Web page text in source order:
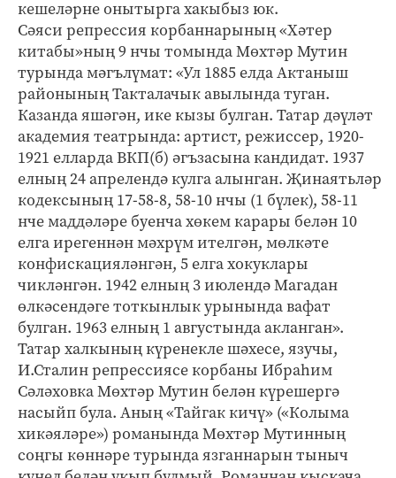
кешеләрне онытырга хакыбыз юк.
Сәяси репрессия корбаннарының «Хәтер
китабы»ның 9 нчы томында Мөхтәр Мутин
турында мәгълүмат: «Ул 1885 елда Актаныш
районының Такталачык авылында туган.
Казанда яшәгән, ике кызы булган. Татар дәүләт
академия театрында: артист, режиссер, 1920-
1921 елларда ВКП(б) әгъзасына кандидат. 1937
елның 24 апрелендә кулга алынган. Җинаятьләр
кодексының 17-58-8, 58-10 нчы (1 бүлек), 58-11
нче маддәләре буенча хөкем карары белән 10
елга ирегеннән мәхрүм ителгән, мөлкәте
конфискацияләнгән, 5 елга хокуклары
чикләнгән. 1942 елның 3 июлендә Магадан
өлкәсендәге тоткынлык урынында вафат
булган. 1963 елның 1 августында акланган».
Татар халкының күренекле шәхесе, язучы,
И.Сталин репрессиясе корбаны Ибраһим
Сәләховка Мөхтәр Мутин белән күрешергә
насыйп була. Аның «Тайгак кичү» («Колыма
хикәяләре») романында Мөхтәр Мутинның
соңгы көннәре турында язганнарын тыныч